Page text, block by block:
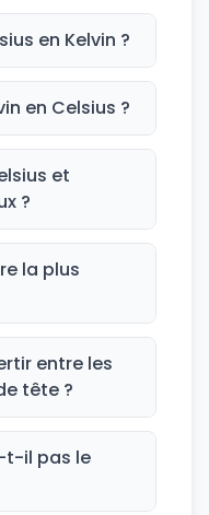
en Kelvin ?
en Celsius ?
et
?
la plus
entre les
tête ?
t-il pas le